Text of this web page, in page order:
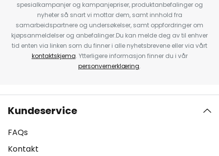
spesialkampanjer og kampanjepriser, produktanbefalinger og
nyheter så snart vi mottar dem, samt innhold fra
samarbeidspartnere og undersøkelser, samt oppfordringer om
kjøpsanmeldelser og anbefalinger.Du kan melde deg av til enhver
tid enten via linken som du finner i alle nyhetsbrevene eller via vårt
kontaktskjema. Ytterligere informasjon finner du i vår
personvernerklæring.
Kundeservice
FAQs
Kontakt